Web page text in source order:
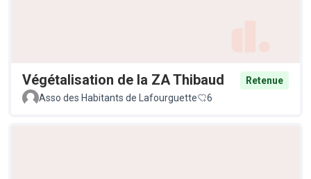
Végétalisation de la ZA Thibaud
Retenue
Asso des Habitants de Lafourguette
6